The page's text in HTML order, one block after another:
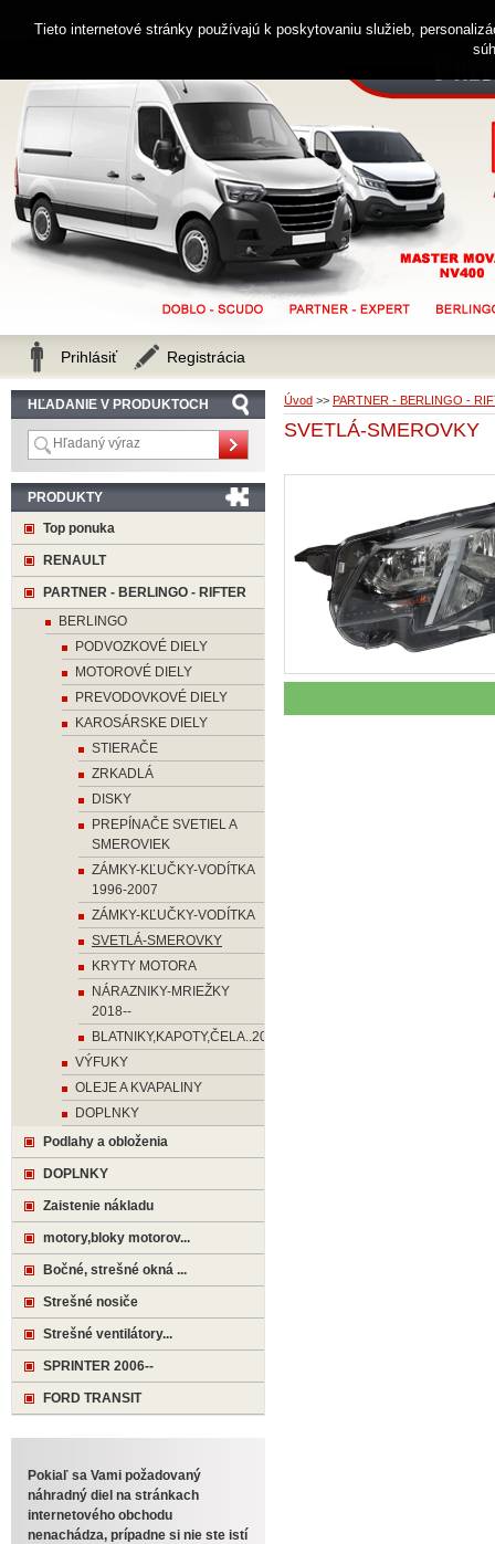
Úvod >> PARTNER - BERLINGO -
SVETLÁ-SMEROVKY
HĽADANIE V PRODUKTOCH
PRODUKTY
Top ponuka
RENAULT
PARTNER - BERLINGO - RIFTER
BERLINGO
PODVOZKOVÉ DIELY
MOTOROVÉ DIELY
PREVODOVKOVÉ DIELY
KAROSÁRSKE DIELY
STIERAČE
ZRKADLÁ
DISKY
PREPÍNAČE SVETIEL A
SMEROVIEK
ZÁMKY-KĽUČKY-VODÍTKA
1996-2007
ZÁMKY-KĽUČKY-VODÍTKA
SVETLÁ-SMEROVKY
KRYTY MOTORA
NÁRAZNIKY-MRIEŽKY
2018--
BLATNIKY,KAPOTY,ČELA..2018-
VÝFUKY
OLEJE A KVAPALINY
DOPLNKY
Podlahy a obloženia
DOPLNKY
Zaistenie nákladu
motory,bloky motorov...
Bočné, strešné okná ...
Strešné nosiče
Strešné ventilátory...
SPRINTER 2006--
FORD TRANSIT
Pokiaľ sa Vami požadovaný
náhradný diel na stránkach
internetového obchodu
nenachádza, prípadne si nie ste istí
Zákaznícka linka 0914 238 482
Prihlásiť Registrácia
Tieto internetové stránky používajú k poskytovaniu služieb,